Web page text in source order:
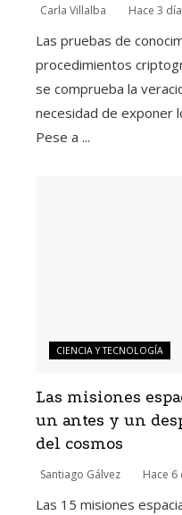
Carla Villalba Hace 3
Las pruebas de
procedimientos
se comprueba la
necesidad de exponer
Pese a ...
CIENCIA Y TECNOLOGÍA
Las misiones
un antes y un
del cosmos
Santiago Gálvez Hace 6
Las 15 misiones